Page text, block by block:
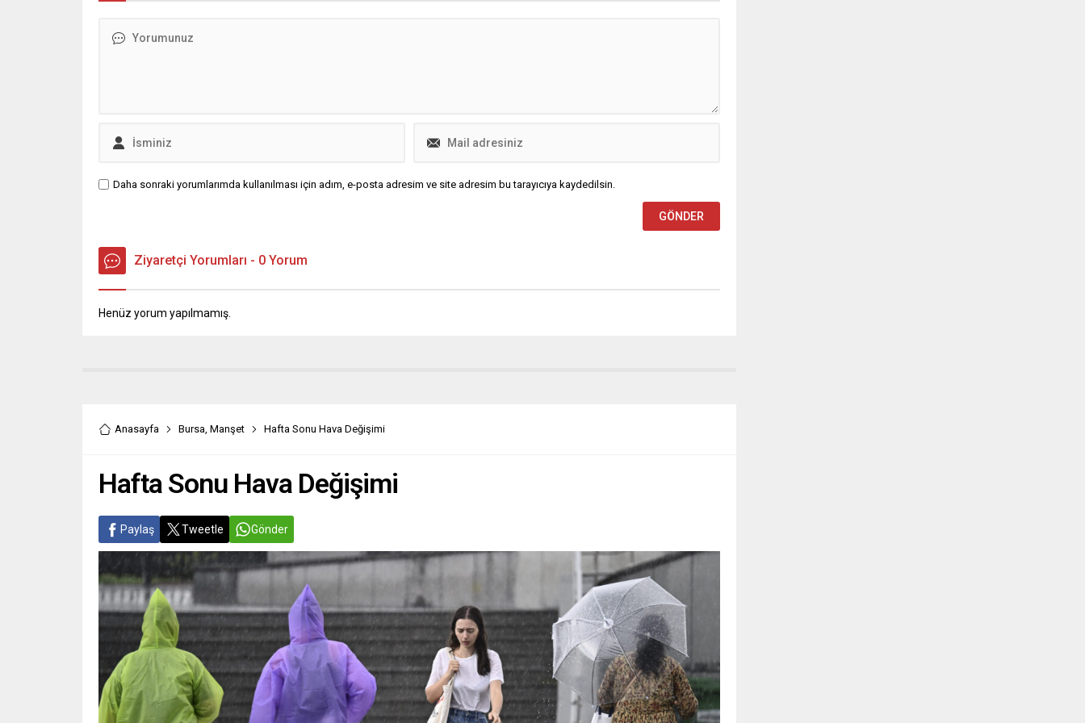
iş birliğiyle hayata geçirilen ‘Kültür,
startını verdi. Bursa Büyükşehir
hareket eden Veteriner İşleri
tarihinde ilan edilecek. Adaylar, T.C.
Daha sonraki yorumlarımda kullanılması için adım, e-posta adresim ve site adresim bu tarayıcıya kaydedilsin.
Ziyaretçi Yorumları - 0 Yorum
Henüz yorum yapılmamış.
Anasayfa Bursa, Manşet Hafta Sonu Hava Değişimi
Hafta Sonu Hava Değişimi
Paylaş Tweetle Gönder